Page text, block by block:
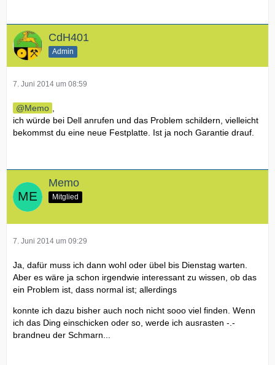
CdH401
Admin
7. Juni 2014 um 08:59
Memo ,
ich würde bei Dell anrufen und das Problem schildern, vielleicht
bekommst du eine neue Festplatte. Ist ja noch Garantie drauf.
Memo
Mitglied
7. Juni 2014 um 09:29
Ja, dafür muss ich dann wohl oder übel bis Dienstag warten.
Aber es wäre ja schon irgendwie interessant zu wissen, ob das
ein Problem ist, dass normal ist; allerdings
konnte ich dazu bisher auch noch nicht sooo viel finden. Wenn
ich das Ding einschicken oder so, werde ich ausrasten -.-
brandneu der Schmarn...